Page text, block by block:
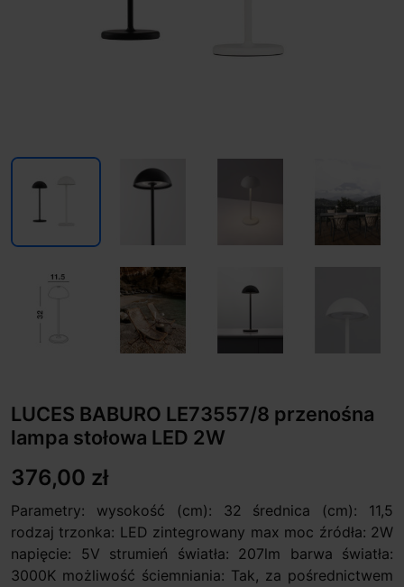
LUCES BABURO LE73557/8 przenośna
lampa stołowa LED 2W
376,00 zł
Parametry: wysokość (cm): 32 średnica (cm): 11,5
rodzaj trzonka: LED zintegrowany max moc źródła: 2W
napięcie: 5V strumień światła: 207lm barwa światła:
3000K możliwość ściemniania: Tak, za pośrednictwem